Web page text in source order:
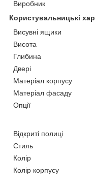
Виробник
Користувальницькі
Висувні ящики
Висота
Глибина
Двері
Матеріал корпусу
Матеріал фасаду
Опції
Відкриті полиці
Стиль
Колір
Колір корпусу